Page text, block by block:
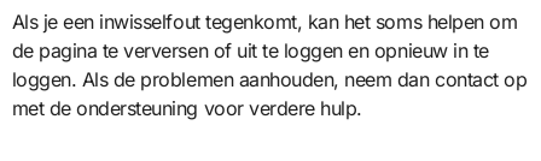
Als je een inwisselfout tegenkomt, kan het soms helpen om
de pagina te verversen of uit te loggen en opnieuw in te
loggen. Als de problemen aanhouden, neem dan contact op
met de ondersteuning voor verdere hulp.